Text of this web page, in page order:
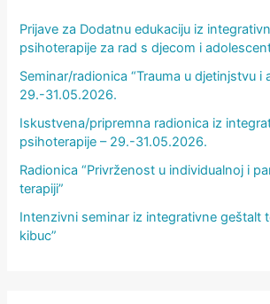
Prijave za Dodatnu edukaciju iz
psihoterapije za rad s djecom i
Seminar/radionica “Trauma u djetinjstvu i
29.-31.05.2026.
Iskustvena/pripremna radionica iz
psihoterapije – 29.-31.05.2026.
Radionica “Privrženost u individualnoj i
terapiji”
Intenzivni seminar iz integrativne geštalt
kibuc”